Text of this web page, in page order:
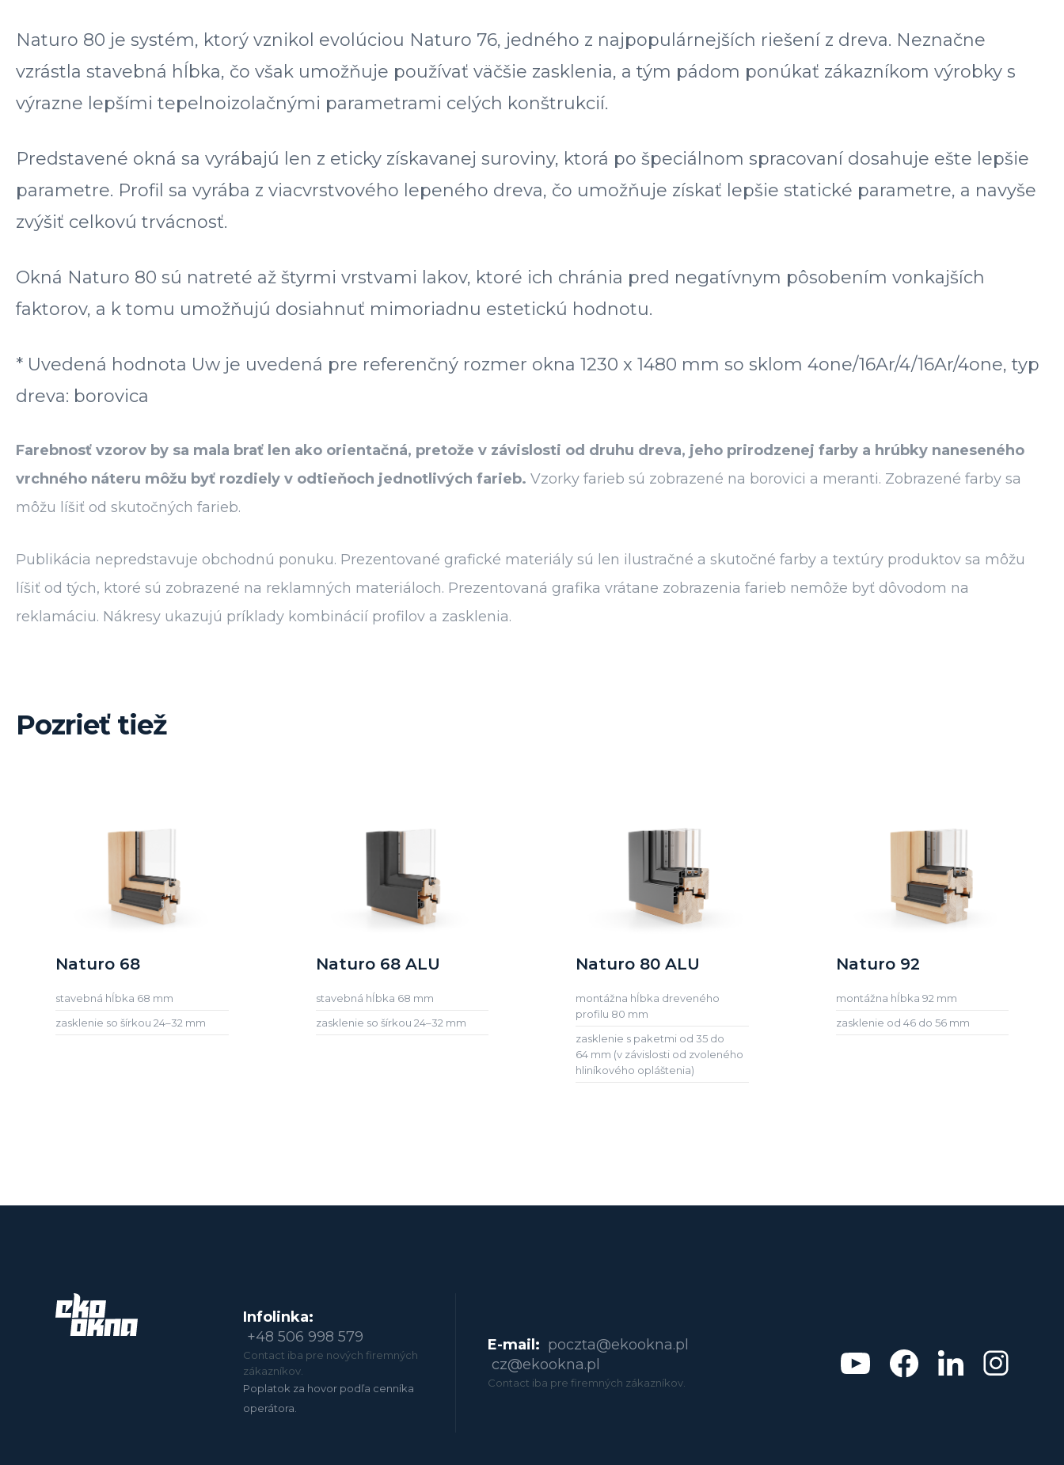
Naturo 80 je systém, ktorý vznikol evolúciou Naturo 76, jedného z najpopulárnejších riešení z dreva. Neznačne
vzrástla stavebná hĺbka, čo však umožňuje používať väčšie zasklenia, a tým pádom ponúkať zákazníkom výrobky s
výrazne lepšími tepelnoizolačnými parametrami celých konštrukcií.
Predstavené okná sa vyrábajú len z eticky získavanej suroviny, ktorá po špeciálnom spracovaní dosahuje ešte lepšie
parametre. Profil sa vyrába z viacvrstvového lepeného dreva, čo umožňuje získať lepšie statické parametre, a navyše
zvýšiť celkovú trvácnosť.
Okná Naturo 80 sú natreté až štyrmi vrstvami lakov, ktoré ich chránia pred negatívnym pôsobením vonkajších
faktorov, a k tomu umožňujú dosiahnuť mimoriadnu estetickú hodnotu.
* Uvedená hodnota Uw je uvedená pre referenčný rozmer okna 1230 x 1480 mm so sklom 4one/16Ar/4/16Ar/4one, typ
dreva: borovica
Farebnosť vzorov by sa mala brať len ako orientačná, pretože v závislosti od druhu dreva, jeho prirodzenej farby a hrúbky naneseného
vrchného náteru môžu byť rozdiely v odtieňoch jednotlivých farieb. Vzorky farieb sú zobrazené na borovici a meranti. Zobrazené farby sa
môžu líšiť od skutočných farieb.
Publikácia nepredstavuje obchodnú ponuku. Prezentované grafické materiály sú len ilustračné a skutočné farby a textúry produktov sa môžu
líšiť od tých, ktoré sú zobrazené na reklamných materiáloch. Prezentovaná grafika vrátane zobrazenia farieb nemôže byť dôvodom na
reklamáciu. Nákresy ukazujú príklady kombinácií profilov a zasklenia.
Pozrieť tiež
Naturo 68
stavebná hĺbka 68 mm
zasklenie so šírkou 24–32 mm
Naturo 68 ALU
stavebná hĺbka 68 mm
zasklenie so šírkou 24–32 mm
Naturo 80 ALU
montážna hĺbka dreveného
profilu 80 mm
zasklenie s paketmi od 35 do
64 mm (v závislosti od zvoleného
hliníkového opláštenia)
Naturo 92
montážna hĺbka 92 mm
zasklenie od 46 do 56 mm
Infolinka:
+48 506 998 579
Contact iba pre nových firemných
zákazníkov.
Poplatok za hovor podľa cenníka
operátora.
E-mail: poczta@ekookna.pl
cz@ekookna.pl
Contact iba pre firemných zákazníkov.